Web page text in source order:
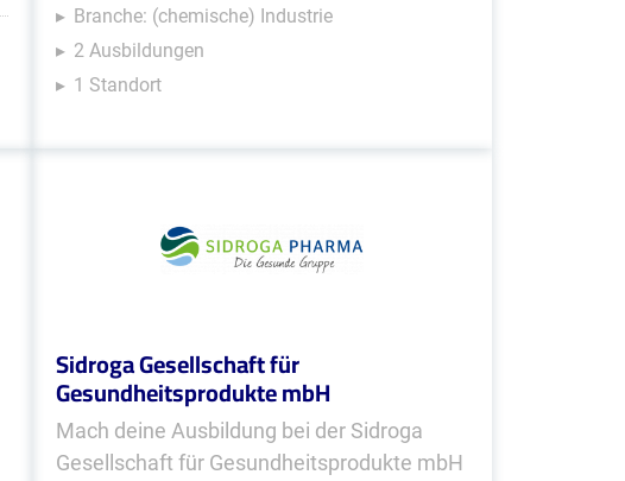
Branche: (chemische) Industrie
2 Ausbildungen
1 Standort
Sidroga Gesellschaft für
Gesundheitsprodukte mbH
Mach deine Ausbildung bei der Sidroga
Gesellschaft für Gesundheitsprodukte mbH